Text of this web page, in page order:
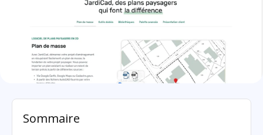
JardiCad: présentation
Sommaire